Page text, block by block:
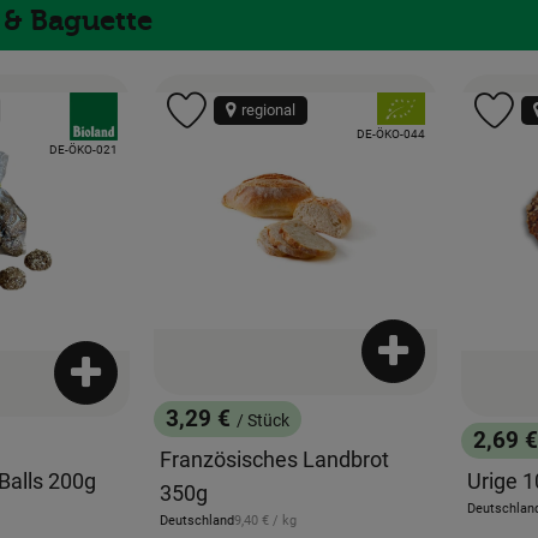
Baguette
200g
Produkt zum Warenkorb hinzufügen
, Kontrollstelle:
DE-ÖKO-021
hinzufügen
, Preis:
3,29 € / Stück
Französisches Landbrot
350g
, Herkunft:
Deutschland, Referenzpreis:
9,40 € / kg
Produkt zum
, Verband:
, Kontrollstelle:
DE-ÖKO-044
regional
Produkt zu Favouriten hinzufügen
,
2,69 €
Urige
, Herkunft: